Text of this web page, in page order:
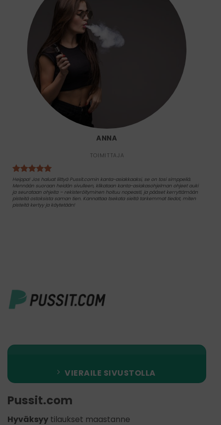
ANNA
TOIMITTAJA
Heippa! Jos haluat liittyä Pussit.comin kanta-asiakkaaksi, se on tosi simppeliä.
Mennään suoraan heidän sivulleen, klikataan kanta-asiakasohjelman ohjeet auki
ja seurataan ohjeita – rekisteröityminen hoituu nopeasti, ja pääset kerryttämään
pisteitä ostoksista saman tien. Kannattaa tsekata sieltä tarkemmat tiedot, miten
pisteitä kertyy ja käytetään!
VIERAILE SIVUSTOLLA
Pussit.com
Hyväksyy tilaukset maastanne